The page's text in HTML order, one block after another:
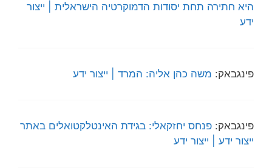
היא חתירה תחת יסודות הדמוקרטיה הישראלית | ייצור
ידע
פינגבאק: משה כהן אליה: המרד | ייצור ידע
פינגבאק: פנחס יחזקאלי: בגידת האינטלקטואלים באתר
ייצור ידע | ייצור ידע